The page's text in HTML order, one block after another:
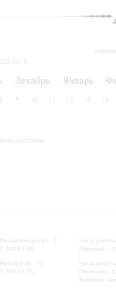
26
Декабрь Январь
9 10 12 13 14
позднее
ул., 2
240-01-80
пр., 30
240-01-70
Часы
Перерыв с
Часы
Перерыв с
Вопросы